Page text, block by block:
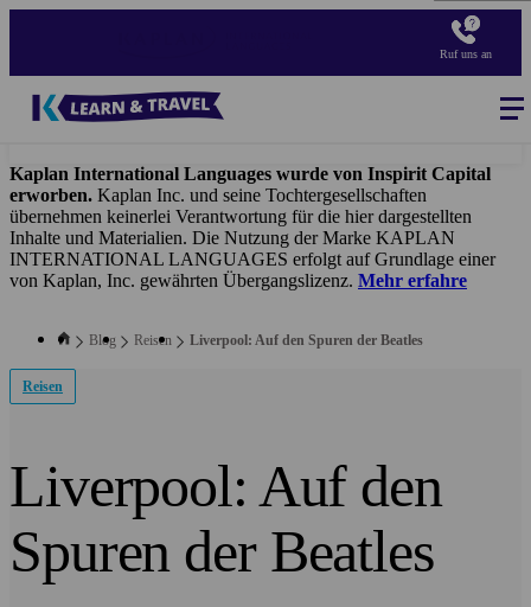
Ruf uns an
Kaplan International Languages wurde von Inspirit Capital
erworben. Kaplan Inc. und seine Tochtergesellschaften
übernehmen keinerlei Verantwortung für die hier dargestellten
Inhalte und Materialien. Die Nutzung der Marke KAPLAN
INTERNATIONAL LANGUAGES erfolgt auf Grundlage einer
von Kaplan, Inc. gewährten Übergangslizenz. Mehr erfahre
Blog Reisen Liverpool: Auf den Spuren der Beatles
Reisen
Liverpool: Auf den
Spuren der Beatles